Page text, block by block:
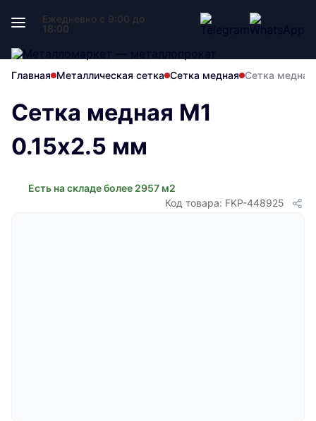
Ежедневно с 9:00 до
18:00
Главная Металлическая сетка Сетка медная Сетка
Сетка медная М1
0.15х2.5 мм
Есть на складе более 2957 м2
Код товара: FKP-448925